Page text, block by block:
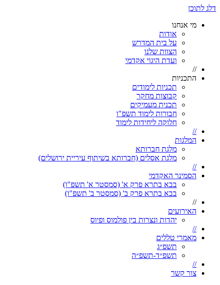
דלג לתוכן
מי אנחנו
אודות
על בית המדרש
הצוות שלנו
ועדת היגוי אקדמי
//
התכניות
תכניות לימודים
קבוצות מחקר
תכנית מעמיקים
חבורות לימוד תשפ"ו
חלוקה ליחידות לימוד
//
המלגות
מלגת חברותא
מלגת אסלים (חברותא בשיתוף עיריית ירושלים)
//
הסמינר האקדמי
בבא בתרא פרק א' (סמסטר א' תשפ"ו)
בבא בתרא פרק ב' (סמסטר ב' תשפ"ו)
//
האירועים
יהדות ונצרות בין פולמוס ופיוס
//
מאמרי טללים
תשפ״ג
תשפ״ד-תשפ״ה
//
צור קשר